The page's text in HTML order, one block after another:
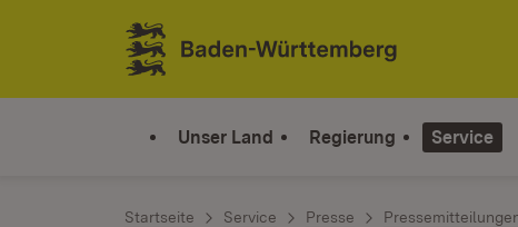
Zum Inhalt springen
Link zur Startseite
Unser Land Regierung Service
Startseite Service Presse